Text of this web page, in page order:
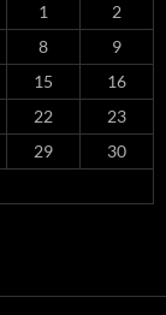
1
2
8
9
15
16
22
23
29
30